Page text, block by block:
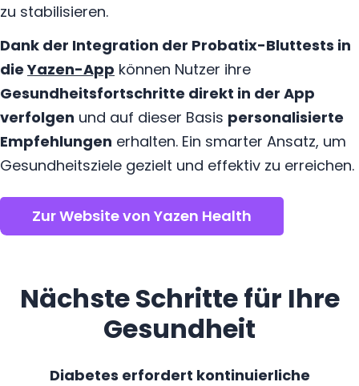
zu stabilisieren.
Dank der Integration der Probatix-Bluttests in
dieYazen-App können Nutzer ihre
Gesundheitsfortschritte direkt in der App
verfolgen und auf dieser Basis personalisierte
Empfehlungen erhalten. Ein smarter Ansatz, um
Gesundheitsziele gezielt und effektiv zu erreichen.
Zur Website von Yazen Health
Nächste Schritte für Ihre
Gesundheit
Diabetes erfordert kontinuierliche